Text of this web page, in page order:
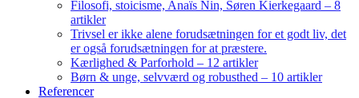
Filosofi, stoicisme, Anaïs Nin, Søren Kierkegaard – 8
artikler
Trivsel er ikke alene forudsætningen for et godt liv, det
er også forudsætningen for at præstere.
Kærlighed & Parforhold – 12 artikler
Børn & unge, selvværd og robusthed – 10 artikler
Referencer